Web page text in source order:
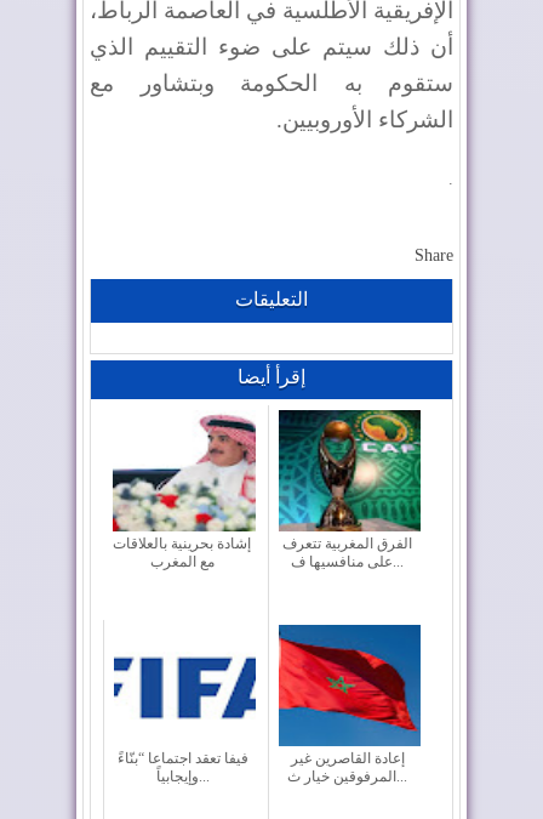
الإفريقية الأطلسية في العاصمة الرباط،
أن ذلك سيتم على ضوء التقييم الذي
ستقوم به الحكومة وبتشاور مع
الشركاء الأوروبيين.
.
Share
التعليقات
إقرأ أيضا
إشادة بحرينية بالعلاقات
مع المغرب
الفرق المغربية تتعرف
على منافسيها ف...
فيفا تعقد اجتماعا “بنّاءً
وإيجابياً...
إعادة القاصرين غير
المرفوقين خيار ث...